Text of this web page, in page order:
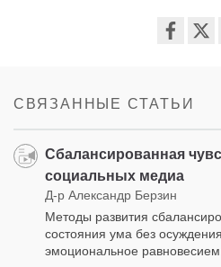
СВЯЗАННЫЕ СТАТЬИ
Сбалансированная
социальных медиа
Д-р Александр Берзин
Методы развития
состояния ума без
эмоциональное равновесием.